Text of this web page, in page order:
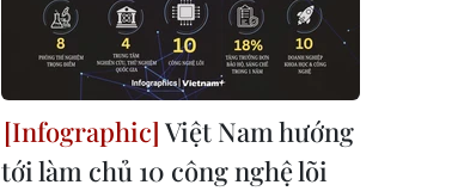
Việt Nam hướng
tới làm chủ 10 công nghệ lõi